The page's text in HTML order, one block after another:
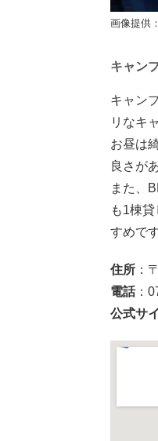
画像提供：
キャン
キャン
リなキ
お昼は
良さが
また、
も1棟
すめです
住所 ：
電話：
公式サ